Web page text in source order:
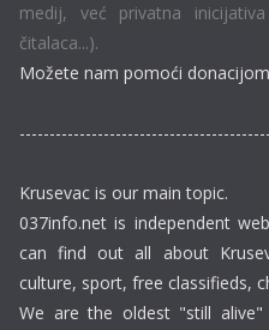
medij, već privatna
čitalaca...).
Možete nam pomoći donacijom
Krusevac is our main topic.
037info.net is independent
can find out all about
culture, sport, free classifieds,
We are the oldest "still